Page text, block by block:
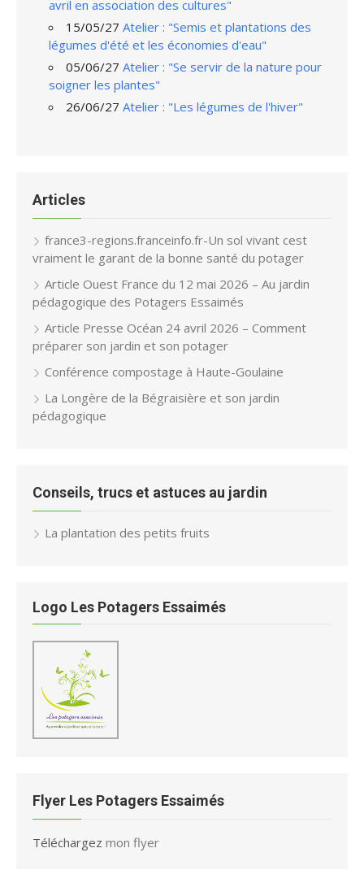
avril en association des cultures"
15/05/27 Atelier : "Semis et plantations des
légumes d'été et les économies d'eau"
05/06/27 Atelier : "Se servir de la nature pour
soigner les plantes"
26/06/27 Atelier : "Les légumes de l'hiver"
Articles
france3-regions.franceinfo.fr-Un sol vivant cest
vraiment le garant de la bonne santé du potager
Article Ouest France du 12 mai 2026 – Au jardin
pédagogique des Potagers Essaimés
Article Presse Océan 24 avril 2026 – Comment
préparer son jardin et son potager
Conférence compostage à Haute-Goulaine
La Longère de la Bégraisière et son jardin
pédagogique
Conseils, trucs et astuces au jardin
La plantation des petits fruits
Logo Les Potagers Essaimés
Flyer Les Potagers Essaimés
Téléchargez mon flyer